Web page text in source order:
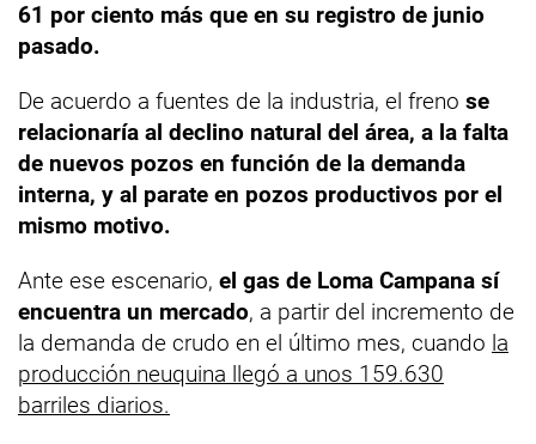
61 por ciento más que en su registro de junio
pasado.
De acuerdo a fuentes de la industria, el freno se
relacionaría al declino natural del área, a la falta
de nuevos pozos en función de la demanda
interna, y al parate en pozos productivos por el
mismo motivo.
Ante ese escenario, el gas de Loma Campana sí
encuentra un mercado, a partir del incremento de
la demanda de crudo en el último mes, cuando la
producción neuquina llegó a unos 159.630
barriles diarios.